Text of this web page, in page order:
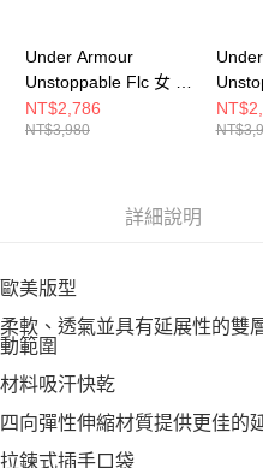
Under Armour
Unstoppable Flc 女 連
帽外套 1379842-011
NT$2,786
NT$3,980
帽外
詳細說明
歐美版型
柔軟、透氣並具有延展性的雙
動範圍
材料吸汗快乾
四向彈性伸縮材質提供更佳的
拉鍊式插手口袋